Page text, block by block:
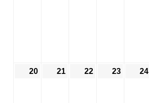
20 21 22 23 24